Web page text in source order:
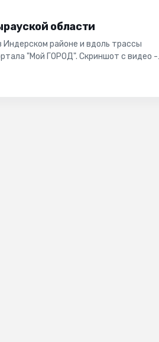
области
районе и вдоль трассы
"Мой ГОРОД". Скриншот с видео -